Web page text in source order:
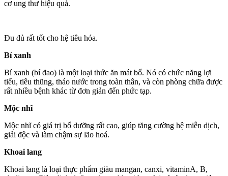
cơ ung thư hiệu quả.
Đu đủ rất tốt cho hệ tiêu hóa.
Bí xanh
Bí xanh (bí đao) là một loại thức ăn mát bổ. Nó có chức năng lợi
tiểu, tiêu thũng, tháo nước trong toàn thân, và còn phòng chữa được
rất nhiều bệnh khác từ đơn giản đến phức tạp.
Mộc nhĩ
Mộc nhĩ có giá trị bổ dưỡng rất cao, giúp tăng cường hệ miễn dịch,
giải độc và làm chậm sự lão hoá.
Khoai lang
Khoai lang là loại thực phẩm giàu mangan, canxi, vitaminA, B,